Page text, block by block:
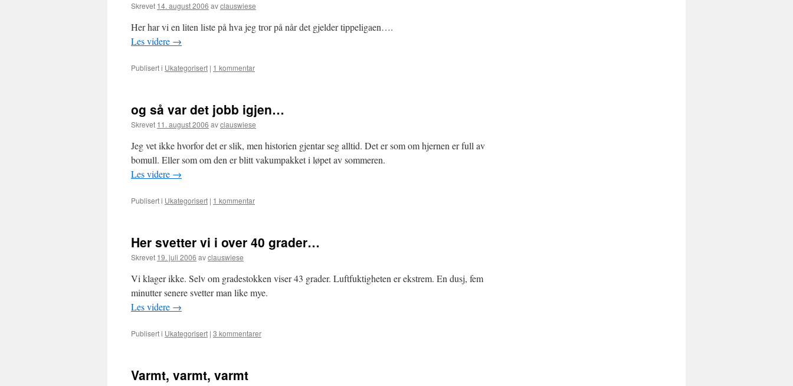
Skrevet 14. august 2006 avclauswiese
Her har vi en liten liste på hva jeg tror på når det gjelder tippeligaen….
Les videre →
Publisert i Ukategorisert | 1 kommentar
og så var det jobb igjen…
Skrevet 11. august 2006 avclauswiese
Jeg vet ikke hvorfor det er slik, men historien gjentar seg alltid. Det er som om hjernen er full av
bomull. Eller som om den er blitt vakumpakket i løpet av sommeren.
Les videre →
Publisert i Ukategorisert | 1 kommentar
Her svetter vi i over 40 grader…
Skrevet 19. juli 2006 avclauswiese
Vi klager ikke. Selv om gradestokken viser 43 grader. Luftfuktigheten er ekstrem. En dusj, fem
minutter senere svetter man like mye.
Les videre →
Publisert i Ukategorisert | 3 kommentarer
Varmt, varmt, varmt